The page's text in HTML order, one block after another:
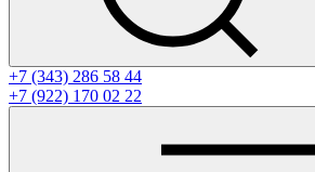
+7 (343) 286 58 44
+7 (922) 170 02 22